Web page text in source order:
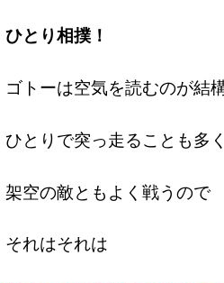
ひとり相撲！
ゴトーは空気を読むのが結
ひとりで突っ走ることも多く
架空の敵ともよく戦うので
それはそれは